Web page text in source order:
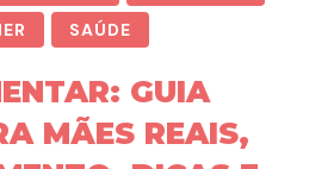
SAÚDE
GUIA
MÃES REAIS,